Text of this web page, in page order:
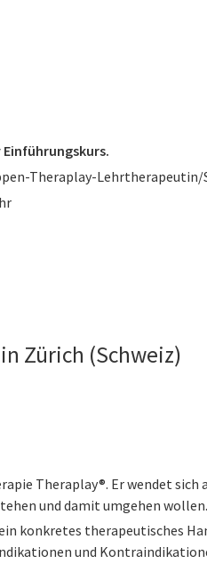
Theraplay-Lehrtherapeutin/
Zürich (Schweiz)
Theraplay®. Er wendet sich
und damit umgehen
konkretes therapeutisches
und